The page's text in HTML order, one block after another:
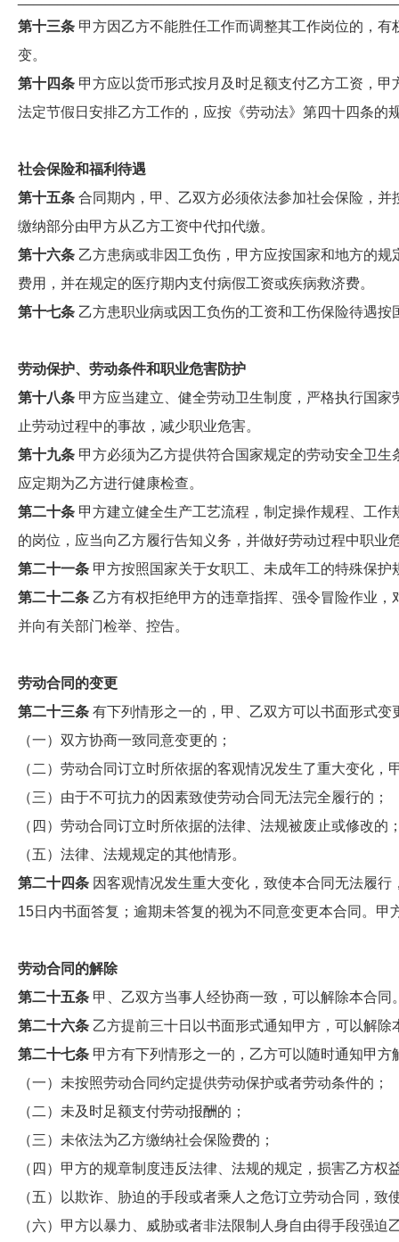
第十三条 甲方因乙方不能胜任工作而调整其工作岗位的，
变。
第十四条 甲方应以货币形式按月及时足额支付乙方工资，
法定节假日安排乙方工作的，应按《劳动法》第四十四条的
社会保险和福利待遇
第十五条 合同期内，甲、乙双方必须依法参加社会保险，
缴纳部分由甲方从乙方工资中代扣代缴。
第十六条 乙方患病或非因工负伤，甲方应按国家和地方的
费用，并在规定的医疗期内支付病假工资或疾病救济费。
第十七条 乙方患职业病或因工负伤的工资和工伤保险待遇按
劳动保护、劳动条件和职业危害防护
第十八条 甲方应当建立、健全劳动卫生制度，严格执行国
止劳动过程中的事故，减少职业危害。
第十九条 甲方必须为乙方提供符合国家规定的劳动安全卫
应定期为乙方进行健康检查。
第二十条 甲方建立健全生产工艺流程，制定操作规程、工
的岗位，应当向乙方履行告知义务，并做好劳动过程中职业
第二十一条 甲方按照国家关于女职工、未成年工的特殊保护
第二十二条 乙方有权拒绝甲方的违章指挥、强令冒险作业
并向有关部门检举、控告。
劳动合同的变更
第二十三条 有下列情形之一的，甲、乙双方可以书面形式
（一）双方协商一致同意变更的；
（二）劳动合同订立时所依据的客观情况发生了重大变化，
（三）由于不可抗力的因素致使劳动合同无法完全履行的；
（四）劳动合同订立时所依据的法律、法规被废止或修改的
（五）法律、法规规定的其他情形。
第二十四条 因客观情况发生重大变化，致使本合同无法履
15日内书面答复；逾期未答复的视为不同意变更本合同。甲
劳动合同的解除
第二十五条 甲、乙双方当事人经协商一致，可以解除本合同
第二十六条 乙方提前三十日以书面形式通知甲方，可以解
第二十七条 甲方有下列情形之一的，乙方可以随时通知甲
（一）未按照劳动合同约定提供劳动保护或者劳动条件的；
（二）未及时足额支付劳动报酬的；
（三）未依法为乙方缴纳社会保险费的；
（四）甲方的规章制度违反法律、法规的规定，损害乙方权
（五）以欺诈、胁迫的手段或者乘人之危订立劳动合同，致
（六）甲方以暴力、威胁或者非法限制人身自由得手段强